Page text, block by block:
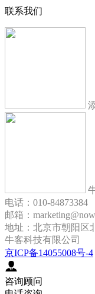
联系我们
电话：010-84873384
邮箱：
地址：北京市朝阳区
牛客科技有限公司
京ICP备14055008号-4
咨询顾问